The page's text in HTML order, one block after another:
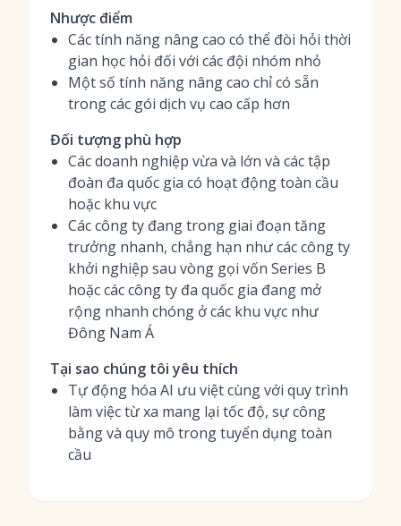
Nhược điểm
Các tính năng nâng cao có thể đòi hỏi thời
gian học hỏi đối với các đội nhóm nhỏ
Một số tính năng nâng cao chỉ có sẵn
trong các gói dịch vụ cao cấp hơn
Đối tượng phù hợp
Các doanh nghiệp vừa và lớn và các tập
đoàn đa quốc gia có hoạt động toàn cầu
hoặc khu vực
Các công ty đang trong giai đoạn tăng
trưởng nhanh, chẳng hạn như các công ty
khởi nghiệp sau vòng gọi vốn Series B
hoặc các công ty đa quốc gia đang mở
rộng nhanh chóng ở các khu vực như
Đông Nam Á
Tại sao chúng tôi yêu thích
Tự động hóa AI ưu việt cùng với quy trình
làm việc từ xa mang lại tốc độ, sự công
bằng và quy mô trong tuyển dụng toàn
cầu